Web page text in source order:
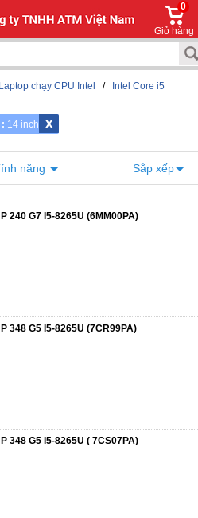
0
Giỏ hàng
Laptop chạy CPU Intel / Intel Core i5
14 inch x
năng Sắp xếp
240 G7 I5-8265U (6MM00PA)
348 G5 I5-8265U (7CR99PA)
348 G5 I5-8265U ( 7CS07PA)